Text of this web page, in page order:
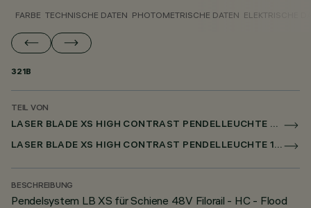
FARBE TECHNISCHE DATEN PHOTOMETRISCHE DATEN ELEKTRISCHE
321B
TEIL VON
LASER BLADE XS HIGH CONTRAST PENDELLEUCHTE FÜR FILORAIL
LASER BLADE XS HIGH CONTRAST PENDELLEUCHTE 1X/4X/9X FOR FILORAIL DALI POWERLINE
BESCHREIBUNG
Pendelsystem LB XS für Schiene 48V Filorail - HC - Flood